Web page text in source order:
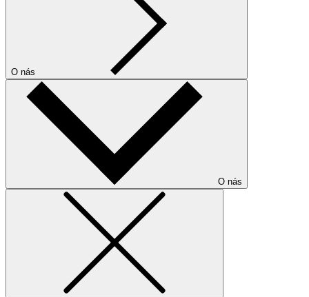
O nás
O nás